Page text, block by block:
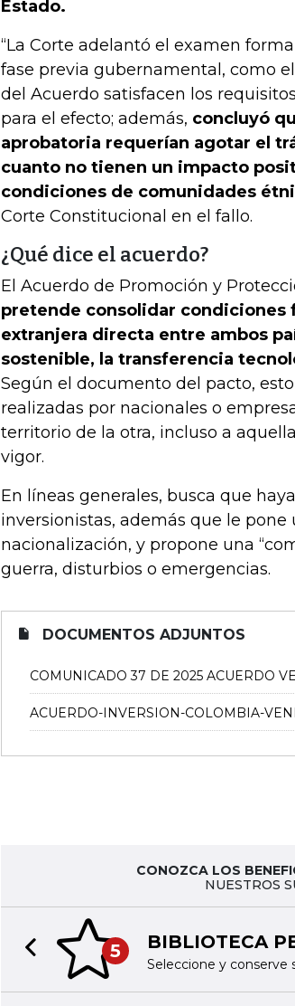
Estado.
“La Corte adelantó el examen
fase previa gubernamental, como
del Acuerdo satisfacen los
para el efecto; además, concluyó
aprobatoria requerían agotar el
cuanto no tienen un impacto
condiciones de comunidades
Corte Constitucional en el fallo.
¿Qué dice el acuerdo?
El Acuerdo de Promoción y
pretende consolidar condiciones
extranjera directa entre ambos
sostenible, la transferencia
Según el documento del pacto,
realizadas por nacionales o
territorio de la otra, incluso a
vigor.
En líneas generales, busca que
inversionistas, además que le pone
nacionalización, y propone una
guerra, disturbios o emergencias.
DOCUMENTOS ADJUNTOS
COMUNICADO 37 DE 2025 ACUERDO
ACUERDO-INVERSION-COLOMBIA-
CONOZCA LOS
NUESTROS
5 BIBLIOTECA
Seleccione y conserve
Previous slide